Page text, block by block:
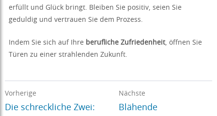
erfüllt und Glück bringt. Bleiben Sie positiv, seien Sie
geduldig und vertrauen Sie dem Prozess.
Indem Sie sich auf Ihre berufliche Zufriedenheit, öffnen Sie
Türen zu einer strahlenden Zukunft.
Vorherige
Die schreckliche Zwei:
Nächste
Blähende